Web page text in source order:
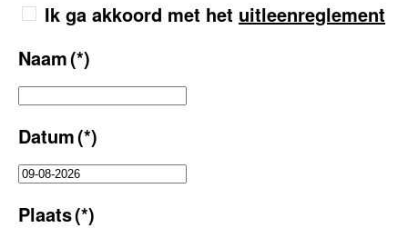
Ik ga akkoord met het uitleenreglement
Naam(*)
Datum(*)
Plaats(*)